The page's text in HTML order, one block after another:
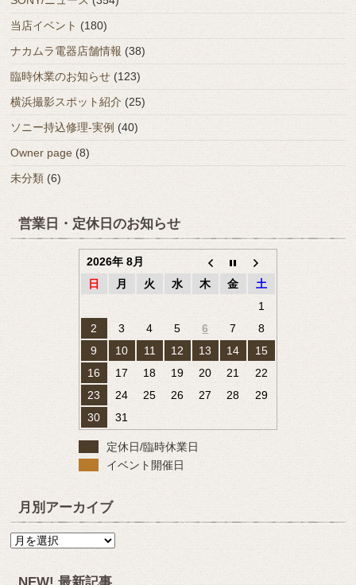
当店イベント (180)
ナカムラ電器店舗情報 (38)
臨時休業のお知らせ (123)
横浜撮影スポット紹介 (25)
ソニー持込修理-実例 (40)
Owner page (8)
未分類 (6)
営業日・定休日のお知らせ
2026年 8月
日
月 火 水 木 金
土
1
2
3 4 5 6 7
8
9
10 11 12 13 14
15
16
17 18 19 20 21
22
23
24 25 26 27 28
29
30
31
定休日/臨時休業日
イベント開催日
月別アーカイブ
月